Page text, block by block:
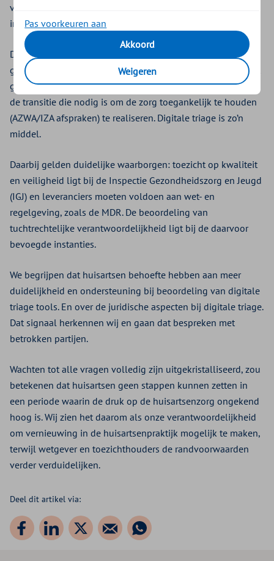
vermeld, kunnen worden vergoed (dit staat vermeld in ons
inkoopbeleid).
De inzet van digitale triage wordt daarom door ons
gefaciliteerd met innovatiemiddelen (Segment 3). Dat omvat
gerichte en tijdelijke financiering. Onder andere bedoeld om
de transitie die nodig is om de zorg toegankelijk te houden
(AZWA/IZA afspraken) te realiseren. Digitale triage is zo’n
middel.
Daarbij gelden duidelijke waarborgen: toezicht op kwaliteit
en veiligheid ligt bij de Inspectie Gezondheidszorg en Jeugd
(IGJ) en leveranciers moeten voldoen aan wet- en
regelgeving, zoals de MDR. De beoordeling van
tuchtrechtelijke verantwoordelijkheid ligt bij de daarvoor
bevoegde instanties.
We begrijpen dat huisartsen behoefte hebben aan meer
duidelijkheid en ondersteuning bij beoordeling van digitale
triage tools. En over de juridische aspecten bij digitale triage.
Dat signaal herkennen wij en gaan dat bespreken met
betrokken partijen.
Wachten tot alle vragen volledig zijn uitgekristalliseerd, zou
betekenen dat huisartsen geen stappen kunnen zetten in
een periode waarin de druk op de huisartsenzorg ongekend
hoog is. Wij zien het daarom als onze verantwoordelijkheid
om vernieuwing in de huisartsenpraktijk mogelijk te maken,
terwijl wetgever en toezichthouders de randvoorwaarden
verder verduidelijken.
Deel dit artikel via:
Pas voorkeuren aan
Akkoord
Weigeren